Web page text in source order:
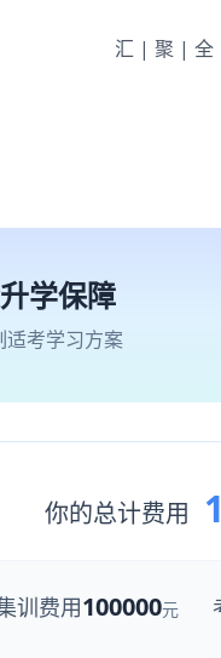
汇|聚|
学保障
适考学习方案
你的总计费用
训费用100000元